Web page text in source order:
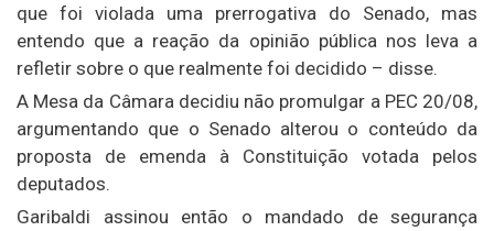
que foi violada uma prerrogativa do Senado, mas
entendo que a reação da opinião pública nos leva a
refletir sobre o que realmente foi decidido – disse.
A Mesa da Câmara decidiu não promulgar a PEC 20/08,
argumentando que o Senado alterou o conteúdo da
proposta de emenda à Constituição votada pelos
deputados.
Garibaldi assinou então o mandado de segurança